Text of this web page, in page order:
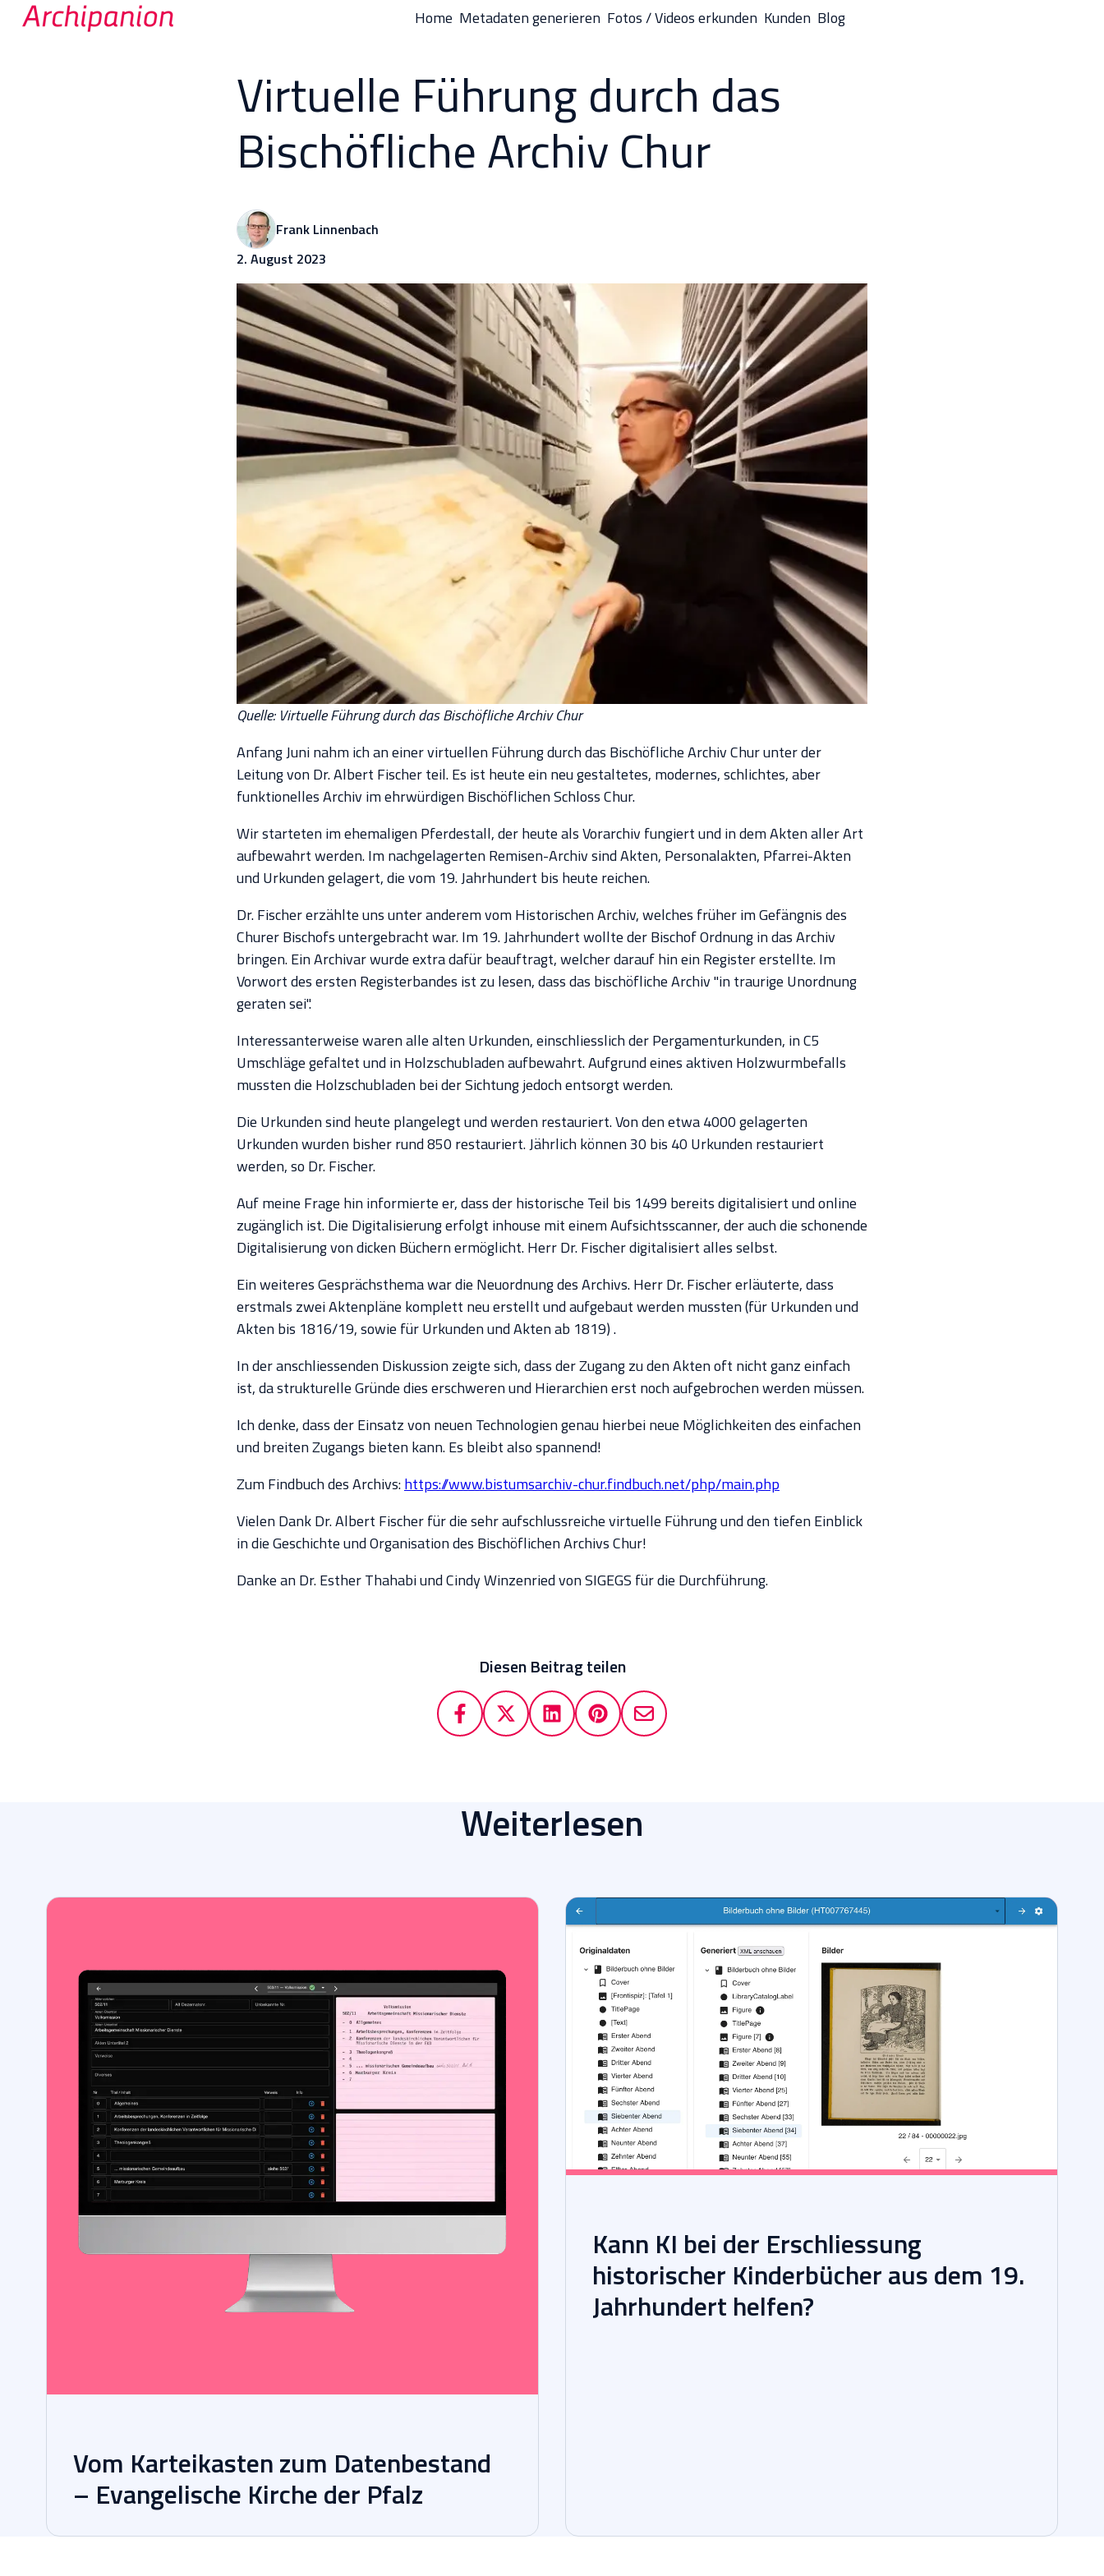
Home Metadaten generieren Fotos / Videos erkunden Kunden Blog
Virtuelle Führung durch das
Bischöfliche Archiv Chur
Frank Linnenbach
2. August 2023
Quelle: Virtuelle Führung durch das Bischöfliche Archiv Chur
Anfang Juni nahm ich an einer virtuellen Führung durch das Bischöfliche Archiv Chur unter der
Leitung von Dr. Albert Fischer teil. Es ist heute ein neu gestaltetes, modernes, schlichtes, aber
funktionelles Archiv im ehrwürdigen Bischöflichen Schloss Chur.
Wir starteten im ehemaligen Pferdestall, der heute als Vorarchiv fungiert und in dem Akten aller Art
aufbewahrt werden. Im nachgelagerten Remisen-Archiv sind Akten, Personalakten, Pfarrei-Akten
und Urkunden gelagert, die vom 19. Jahrhundert bis heute reichen.
Dr. Fischer erzählte uns unter anderem vom Historischen Archiv, welches früher im Gefängnis des
Churer Bischofs untergebracht war. Im 19. Jahrhundert wollte der Bischof Ordnung in das Archiv
bringen. Ein Archivar wurde extra dafür beauftragt, welcher darauf hin ein Register erstellte. Im
Vorwort des ersten Registerbandes ist zu lesen, dass das bischöfliche Archiv "in traurige Unordnung
geraten sei".
Interessanterweise waren alle alten Urkunden, einschliesslich der Pergamenturkunden, in C5
Umschläge gefaltet und in Holzschubladen aufbewahrt. Aufgrund eines aktiven Holzwurmbefalls
mussten die Holzschubladen bei der Sichtung jedoch entsorgt werden.
Die Urkunden sind heute plangelegt und werden restauriert. Von den etwa 4000 gelagerten
Urkunden wurden bisher rund 850 restauriert. Jährlich können 30 bis 40 Urkunden restauriert
werden, so Dr. Fischer.
Auf meine Frage hin informierte er, dass der historische Teil bis 1499 bereits digitalisiert und online
zugänglich ist. Die Digitalisierung erfolgt inhouse mit einem Aufsichtsscanner, der auch die schonende
Digitalisierung von dicken Büchern ermöglicht. Herr Dr. Fischer digitalisiert alles selbst.
Ein weiteres Gesprächsthema war die Neuordnung des Archivs. Herr Dr. Fischer erläuterte, dass
erstmals zwei Aktenpläne komplett neu erstellt und aufgebaut werden mussten (für Urkunden und
Akten bis 1816/19, sowie für Urkunden und Akten ab 1819) .
In der anschliessenden Diskussion zeigte sich, dass der Zugang zu den Akten oft nicht ganz einfach
ist, da strukturelle Gründe dies erschweren und Hierarchien erst noch aufgebrochen werden müssen.
Ich denke, dass der Einsatz von neuen Technologien genau hierbei neue Möglichkeiten des einfachen
und breiten Zugangs bieten kann. Es bleibt also spannend!
Zum Findbuch des Archivs:https://www.bistumsarchiv-chur.findbuch.net/php/main.php
Vielen Dank Dr. Albert Fischer für die sehr aufschlussreiche virtuelle Führung und den tiefen Einblick
in die Geschichte und Organisation des Bischöflichen Archivs Chur!
Danke an Dr. Esther Thahabi und Cindy Winzenried von SIGEGS für die Durchführung.
Diesen Beitrag teilen
Weiterlesen
Vom Karteikasten zum Datenbestand
– Evangelische Kirche der Pfalz
Kann KI bei der Erschliessung
historischer Kinderbücher aus dem 19.
Jahrhundert helfen?